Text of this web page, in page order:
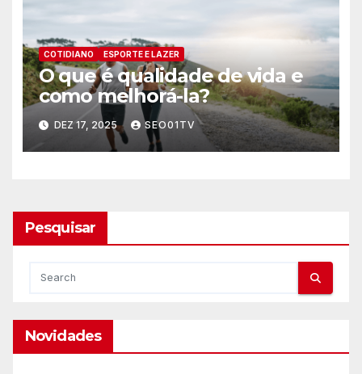
COTIDIANO ESPORTE E LAZER
O que é qualidade de vida e
como melhorá-la?
DEZ 17, 2025 SEO01TV
Pesquisar
Novidades